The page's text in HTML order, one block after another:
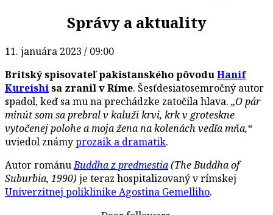
Správy a aktuality
11. januára 2023 / 09:00
Britský spisovateľ pakistanského pôvoduHanif
Kureishisa zranil v Ríme. Šesťdesiatosemročný autor
spadol, keď sa mu na prechádzke zatočila hlava. „O pár
minút som sa prebral v kaluži krvi, krk v groteskne
vytočenej polohe a moja žena na kolenách vedľa mňa,“
uviedol známyprozaik a dramatik.
Autor románuBuddha z predmestia(The Buddha of
Suburbia, 1990) je teraz hospitalizovaný v rímskej
Univerzitnej poliklinike Agostina Gemelliho.